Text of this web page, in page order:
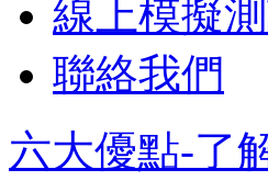
線上模擬
聯絡我們
六大優點-了